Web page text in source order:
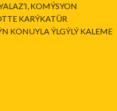
KOMÝSYON
KARÝKATÜR
KONUYLA ÝLGÝLÝ KALEME